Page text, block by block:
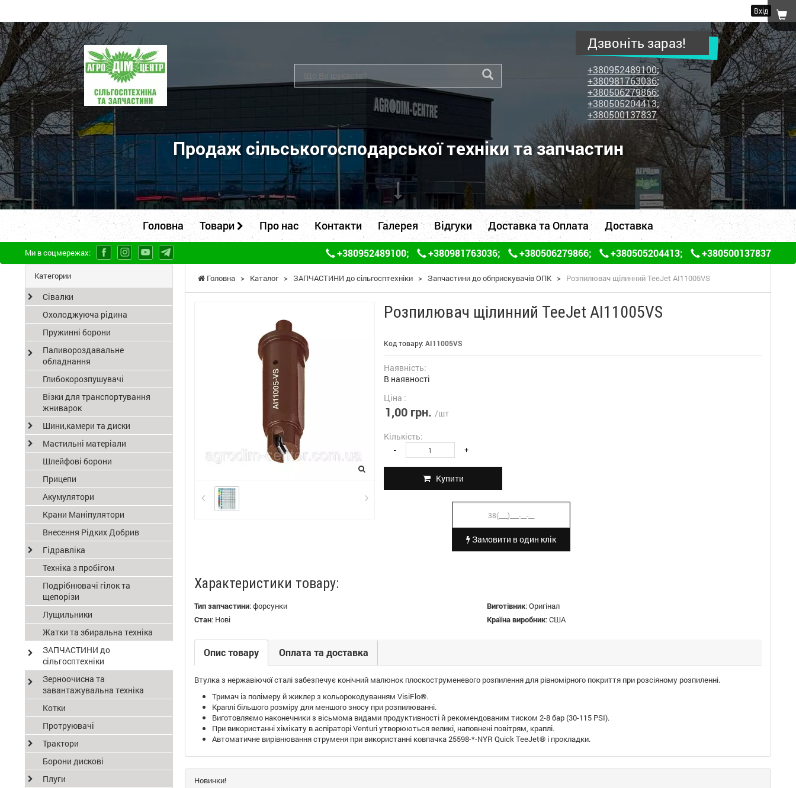
Вхід
ПП
"Агродім-
центр"
-
продаж
сільськогосподарської
техніки
та
запчастин
Дзвоніть зараз!
+380952489100;
+380981763036;
+380506279866;
+380505204413;
+380500137837
Продаж сільськогосподарської техніки та запчастин
Головна Товари Про нас Контакти Галерея Відгуки Доставка та Оплата Доставка
Ми в соцмережах: +380952489100; +380981763036; +380506279866; +380505204413; +380500137837
Головна > Каталог > ЗАПЧАСТИНИ до сільгосптехніки > Запчастини до обприскувачів ОПК > Розпилювач щілинний TeeJet АI11005VS
Розпилювач щілинний TeeJet АI11005VS
Код товару: АI11005VS
Наявність:
В наявності
Ціна :
1,00 грн. /шт
Кількість:
- +
Купити
Замовити в один клік
Характеристики товару:
Тип запчастини:форсунки Виготівник:Оригінал
Стан: Нові Країна виробник:США
Опис товару Оплата та доставка
Втулка з нержавіючої сталі забезпечує конічний малюнок плоскоструменевого розпилення для рівномірного покриття при розсіяному розпиленні.
Тримач із полімеру й жиклер з кольорокодуванням VisiFlo®.
Краплі більшого розміру для меншого зносу при розпилюванні.
Виготовляємо наконечники з вісьмома видами продуктивності й рекомендованим тиском 2-8 бар (30-115 PSI).
При використанні хімікату в аспіраторі Venturi утворюються великі, наповнені повітрям, краплі.
Автоматичне вирівнювання струменя при використанні ковпачка 25598-*-NYR Quick TeeJet® і прокладки.
Новинки!
Категории
Сівалки
Охолоджуюча рідина
Пружинні борони
Паливороздавальне
обладнання
Глибокорозпушувачі
Візки для транспортування
жниварок
Шини,камери та диски
Мастильні матеріали
Шлейфові борони
Прицепи
Акумулятори
Крани Маніпулятори
Внесення Рідких Добрив
Гідравліка
Техніка з пробігом
Подрібнювачі гілок та
щепорізи
Лущильники
Жатки та збиральна техніка
ЗАПЧАСТИНИ до
сільгосптехніки
Зерноочисна та
завантажувальна техніка
Котки
Протруювачі
Трактори
Борони дискові
Плуги